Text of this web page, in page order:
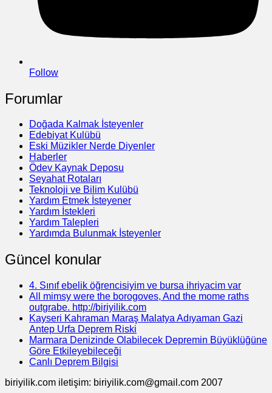
Follow
Forumlar
Doğada Kalmak İsteyenler
Edebiyat Kulübü
Eski Müzikler Nerde Diyenler
Haberler
Ödev Kaynak Deposu
Seyahat Rotaları
Teknoloji ve Bilim Kulübü
Yardım Etmek İsteyener
Yardım İstekleri
Yardım Talepleri
Yardımda Bulunmak İsteyenler
Güncel konular
4. Sınıf ebelik öğrencisiyim ve bursa ihriyacim var
All mimsy were the borogoves, And the mome raths
outgrabe. http://biriyilik.com
Kayseri Kahraman Maraş Malatya Adıyaman Gazi
Antep Urfa Deprem Riski
Marmara Denizinde Olabilecek Depremin Büyüklüğüne
Göre Etkileyebileceği
Canlı Deprem Bilgisi
biriyilik.com iletişim: biriyilik.com@gmail.com 2007